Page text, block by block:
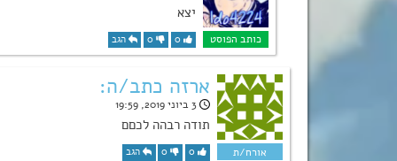
יצא
0
0 הגב
ארזה כתב/ה:
3 ביוני 2019, 19:59
תודה רבהה לכםם
0
0 הגב